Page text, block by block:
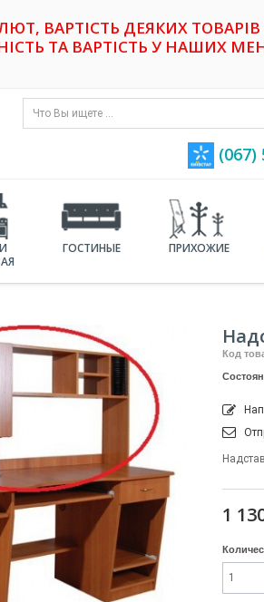
ВАРТІСТЬ ДЕЯКИХ
ТА ВАРТІСТЬ У НАШИХ
(067)
ГОСТИНЫЕ ПРИХОЖИЕ
Код
1